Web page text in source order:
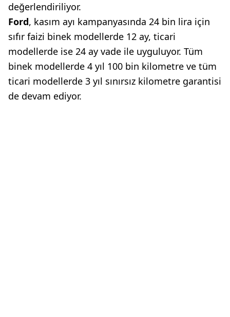
değerlendiriliyor.
Ford, kasım ayı kampanyasında 24 bin lira için
sıfır faizi binek modellerde 12 ay, ticari
modellerde ise 24 ay vade ile uyguluyor. Tüm
binek modellerde 4 yıl 100 bin kilometre ve tüm
ticari modellerde 3 yıl sınırsız kilometre garantisi
de devam ediyor.